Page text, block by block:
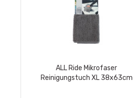
ALL Ride Mikrofaser
Reinigungstuch XL 38x63cm